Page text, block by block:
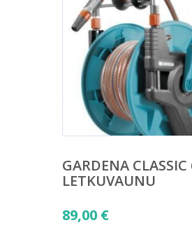
GARDENA CLASSIC
LETKUVAUNU
89,00 €